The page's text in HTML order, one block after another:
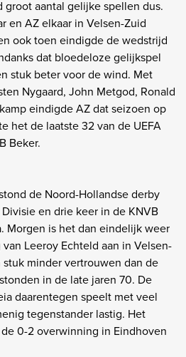
aantal gelijke spellen dus.
en AZ elkaar in Velsen-Zuid
ook toen eindigde de wedstrijd
dat bloedeloze gelijkspel
stuk beter voor de wind. Met
Nygaard, John Metgod, Ronald
eindigde AZ dat seizoen op
het de laatste 32 van de UEFA
Beker.
de Noord-Hollandse derby
en drie keer in de KNVB
Morgen is het dan eindelijk weer
Leeroy Echteld aan in Velsen-
minder vertrouwen dan de
in de late jaren 70. De
daarentegen speelt met veel
tegenstander lastig. Het
0-2 overwinning in Eindhoven